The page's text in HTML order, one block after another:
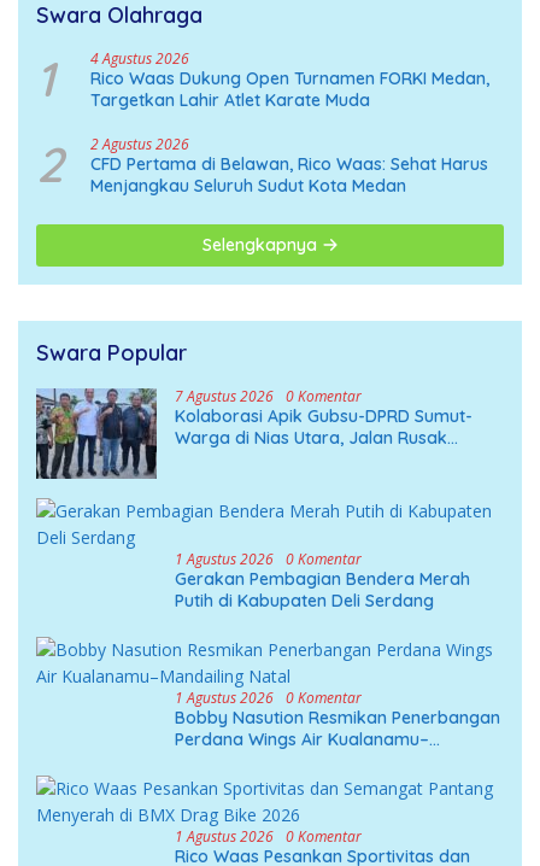
Swara Olahraga
1 4 Agustus 2026
Rico Waas Dukung Open Turnamen FORKI Medan,
Targetkan Lahir Atlet Karate Muda
2 2 Agustus 2026
CFD Pertama di Belawan, Rico Waas: Sehat Harus
Menjangkau Seluruh Sudut Kota Medan
Selengkapnya
Swara Popular
7 Agustus 2026 0 Komentar
Kolaborasi Apik Gubsu-DPRD Sumut-
Warga di Nias Utara, Jalan Rusak
1 Agustus 2026 0 Komentar
Gerakan Pembagian Bendera Merah
Putih di Kabupaten Deli Serdang
1 Agustus 2026 0 Komentar
Bobby Nasution Resmikan Penerbangan
Perdana Wings Air Kualanamu–
1 Agustus 2026 0 Komentar
Rico Waas Pesankan Sportivitas dan